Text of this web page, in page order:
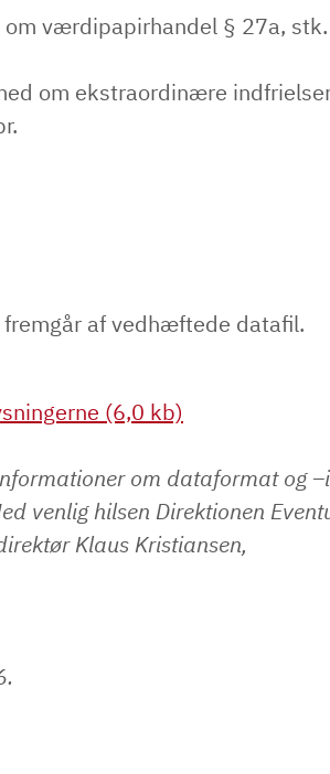
værdipapirhandel § 27a, stk.
om ekstraordinære
fremgår af vedhæftede datafil.
(6,0 kb)
om dataformat og
venlig hilsen Direktionen
Klaus Kristiansen,